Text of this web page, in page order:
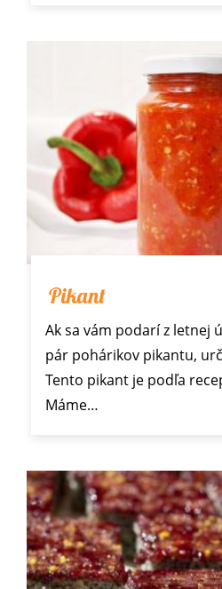
Pikant
Ak sa vám podarí z letnej
pár pohárikov pikantu,
Tento pikant je podľa
Máme…